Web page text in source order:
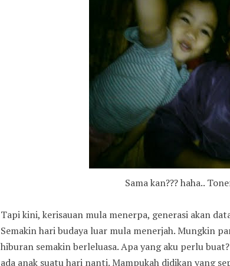
Sama kan??? haha..
Tapi kini, kerisauan mula menerpa, generasi akan
Semakin hari budaya luar mula menerjah. Mungkin
hiburan semakin berleluasa. Apa yang aku perlu
ada anak suatu hari nanti. Mampukah didikan yang